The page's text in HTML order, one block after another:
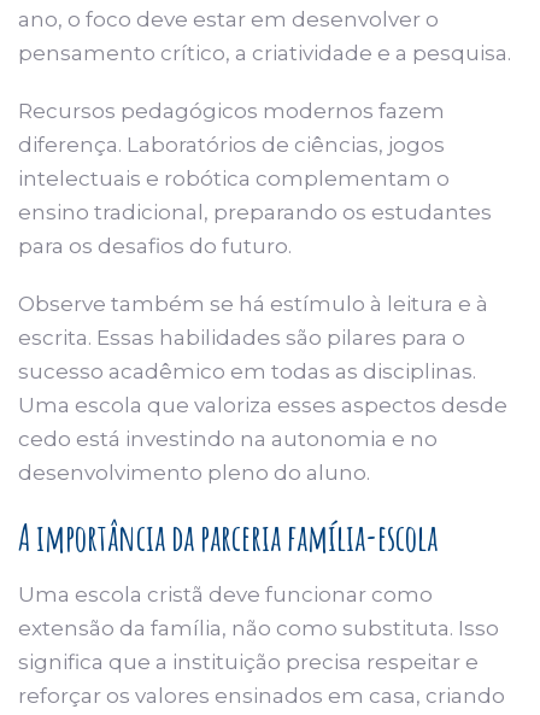
ano, o foco deve estar em desenvolver o
pensamento crítico, a criatividade e a pesquisa.
Recursos pedagógicos modernos fazem
diferença. Laboratórios de ciências, jogos
intelectuais e robótica complementam o
ensino tradicional, preparando os estudantes
para os desafios do futuro.
Observe também se há estímulo à leitura e à
escrita. Essas habilidades são pilares para o
sucesso acadêmico em todas as disciplinas.
Uma escola que valoriza esses aspectos desde
cedo está investindo na autonomia e no
desenvolvimento pleno do aluno.
A importância da parceria família-escola
Uma escola cristã deve funcionar como
extensão da família, não como substituta. Isso
significa que a instituição precisa respeitar e
reforçar os valores ensinados em casa, criando